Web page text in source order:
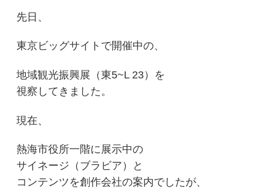
先日、
東京ビッグサイトで開催中の、
地域観光振興展（東5~L 23）を
視察してきました。
現在、
熱海市役所一階に展示中の
サイネージ（ブラビア）と
コンテンツを創作会社の案内でしたが、